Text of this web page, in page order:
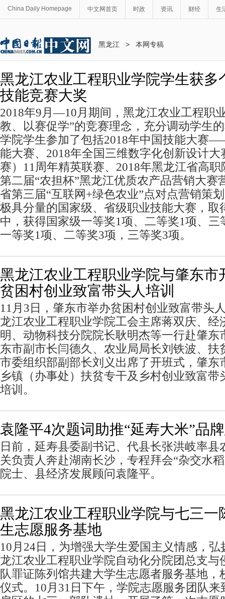
China Daily Homepage 中文网首页 时政 资讯 财经 生
黑龙江 > 本网专稿
黑龙江农业工程职业学院学生获多
技能竞赛大奖
2018年9月—10月期间，黑龙江农业工程职
教、以赛促学”的竞赛理念，充分调动学生
学院学生参加了包括2018年中国技能大赛
能大赛、2018年全国三维数字化创新设计
赛）11周年精英联赛、2018年黑龙江省高
第二届“农担杯”黑龙江优质农产品营销大赛
省第三届“互联网+绿色农业”点对点营销策
极具分量的国家级、省级职业技能大赛，取
中，获得国家级一等奖1项、二等奖1项、三
一等奖1项、二等奖3项，三等奖3项。
黑龙江农业工程职业学院与肇东市
贫困村创业致富带头人培训
11月3日，肇东市举办贫困村创业致富带头
龙江农业工程职业学院工会主席蒋双庆、经
明、动物科技分院院长耿明杰等一行赴肇东
东市副市长闫德久、农业局局长刘铁波、扶
市委组织部副部长刘义出席了开班式，肇东
乡镇（办事处）扶贫专干及乡村创业致富带
培训。
袁隆平4次题词助推“延寿大米”品
日前，延寿县委副书记、代县长张洪岐率县
关负责人奔赴湖南长沙，专程拜会“杂交水
院士、县经济发展顾问袁隆平。
黑龙江农业工程职业学院与七三一
生志愿服务基地
10月24日，为增强大学生爱国主义情感，
龙江农业工程职业学院自动化分院团总支与
队罪证陈列馆共建大学生志愿者服务基地，
仪式。10月31日下午，学院志愿服务团队